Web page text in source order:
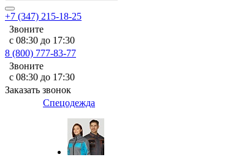
+7 (347) 215-18-25
Звоните
с 08:30 до 17:30
8 (800) 777-83-77
Звоните
с 08:30 до 17:30
Заказать звонок
Спецодежда